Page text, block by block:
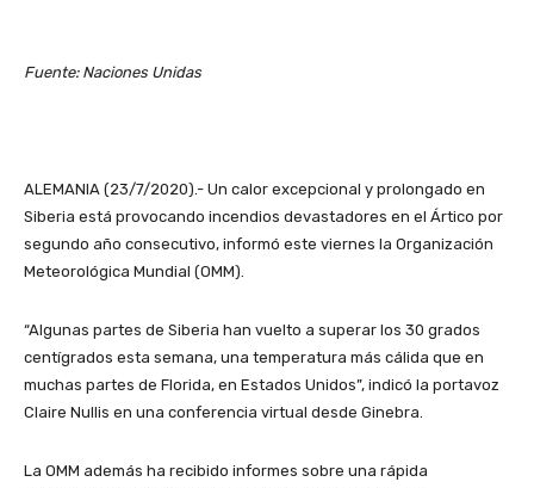
Fuente: Naciones Unidas
ALEMANIA (23/7/2020).- Un calor excepcional y prolongado en
Siberia está provocando incendios devastadores en el Ártico por
segundo año consecutivo, informó este viernes la Organización
Meteorológica Mundial (OMM).
“Algunas partes de Siberia han vuelto a superar los 30 grados
centígrados esta semana, una temperatura más cálida que en
muchas partes de Florida, en Estados Unidos”, indicó la portavoz
Claire Nullis en una conferencia virtual desde Ginebra.
La OMM además ha recibido informes sobre una rápida